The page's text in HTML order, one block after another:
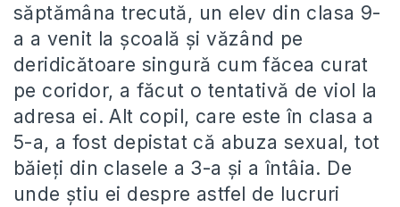
săptămâna trecută, un elev din clasa 9-
a a venit la şcoală şi văzând pe
deridicătoare singură cum făcea curat
pe coridor, a făcut o tentativă de viol la
adresa ei. Alt copil, care este în clasa a
5-a, a fost depistat că abuza sexual, tot
băieţi din clasele a 3-a şi a întâia. De
unde ştiu ei despre astfel de lucruri